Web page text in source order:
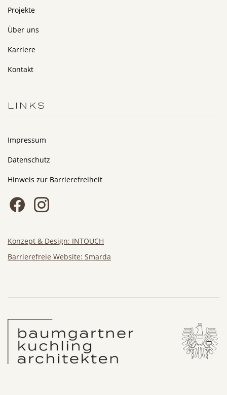
Projekte
Über uns
Karriere
Kontakt
LINKS
Impressum
Datenschutz
Hinweis zur Barrierefreiheit
Konzept & Design: INTOUCH
Barrierefreie Website: Smarda